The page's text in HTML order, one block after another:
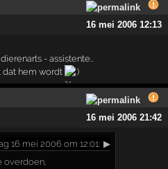
16 mei 2006 12:13
- assistente..
dat hem wordt
)
16 mei 2006 21:42
16 mei 2006 om 12:01: ▶
overdoen,